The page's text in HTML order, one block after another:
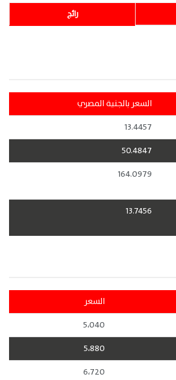
رائج
السعر بالجنية المصري
13.4457
50.4847
164.0979
13.7456
السعر
5،040
5،880
6،720